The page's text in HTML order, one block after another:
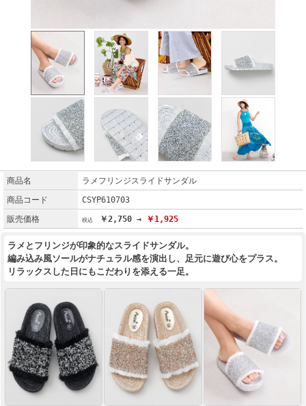
商品名
ラメフリンジスライドサンダル
商品コード
CSYP610703
販売価格
￥2,750 → ￥1,925
ラメとフリンジが印象的なスライドサンダル。
編み込み風ソールがナチュラル感を演出し、足元に遊び心をプラス。
リラックスした日にもこだわりを添える一足。